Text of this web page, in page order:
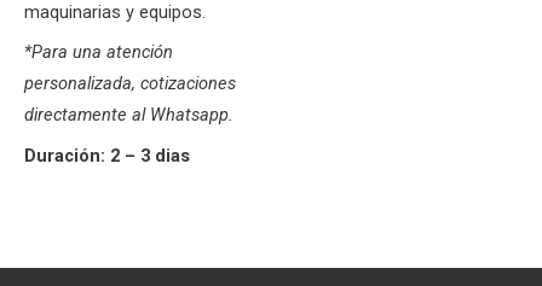
maquinarias y equipos.
*Para una atención
personalizada, cotizaciones
directamente al Whatsapp.
Duración: 2 – 3 dias